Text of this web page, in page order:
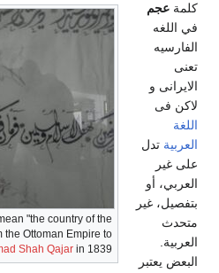
"the country of the
the Ottoman Empire to
Shah Qajar in 1839
كلمة عجم
في اللغه
الفارسیه
تعنی
الایرانی و
لاکن فی
اللغة
العربية تدل
على غير
العربي، أو
بتفصيل، غير
متحدث
العربية.
البعض يعتبر